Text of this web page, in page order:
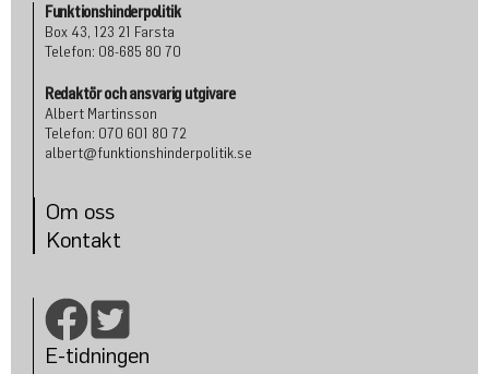
Funktionshinderpolitik
Box 43, 123 21 Farsta
Telefon: 08-685 80 70
Redaktör och ansvarig utgivare
Albert Martinsson
Telefon: 070 601 80 72
albert@funktionshinderpolitik.se
Om oss
Kontakt
E-tidningen